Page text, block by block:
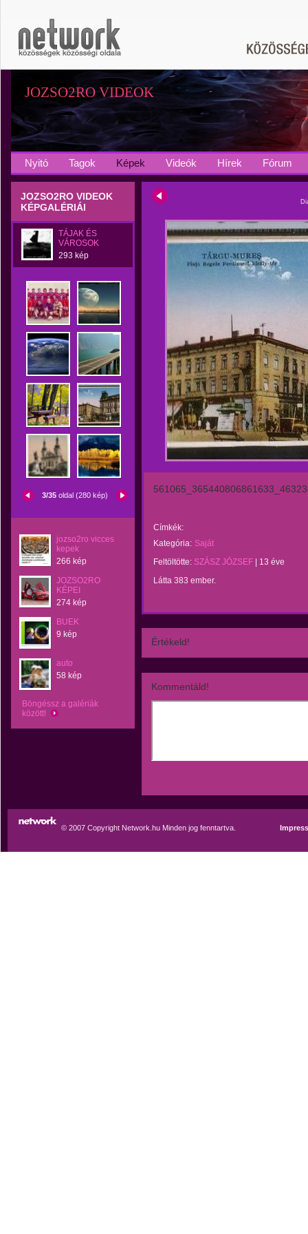
JOZSO2RO VIDEOK
Nyitó Tagok Képek Videók Hírek Fórum
JOZSO2RO VIDEOK
KÉPGALÉRIÁI
TÁJAK ÉS
VÁROSOK
293 kép
3/35 oldal (280 kép)
jozso2ro vicces
kepek
266 kép
JOZSO2RO
KÉPEI
274 kép
BUEK
9 kép
auto
58 kép
Böngéssz a galériák
között!
Címkék:
Kategória: Saját
Feltöltötte: SZÁSZ JÓZSEF
13 éve
Látta 383 ember.
Értékeld!
Kommentáld!
© 2007 Copyright Network.hu Minden jog fenntartva.